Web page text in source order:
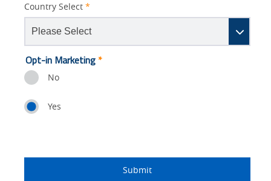
Country Select *
Lead
Source
Detail
Opt-in Marketing *
No
Yes
Submit